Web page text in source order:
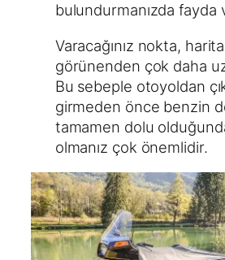
bulundurmanızda fayda
Varacağınız nokta,
görünenden çok daha
Bu sebeple otoyoldan
girmeden önce benzin
tamamen dolu
olmanız çok önemlidir.